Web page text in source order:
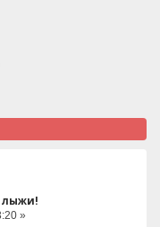
лыжи!
»